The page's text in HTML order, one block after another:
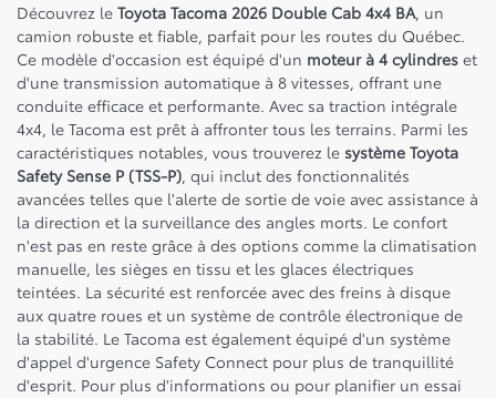
Découvrez le Toyota Tacoma 2026 Double Cab 4x4 BA, un
camion robuste et fiable, parfait pour les routes du Québec.
Ce modèle d'occasion est équipé d'un moteur à 4 cylindres et
d'une transmission automatique à 8 vitesses, offrant une
conduite efficace et performante. Avec sa traction intégrale
4x4, le Tacoma est prêt à affronter tous les terrains. Parmi les
caractéristiques notables, vous trouverez le système Toyota
Safety Sense P (TSS-P), qui inclut des fonctionnalités
avancées telles que l'alerte de sortie de voie avec assistance à
la direction et la surveillance des angles morts. Le confort
n'est pas en reste grâce à des options comme la climatisation
manuelle, les sièges en tissu et les glaces électriques
teintées. La sécurité est renforcée avec des freins à disque
aux quatre roues et un système de contrôle électronique de
la stabilité. Le Tacoma est également équipé d'un système
d'appel d'urgence Safety Connect pour plus de tranquillité
d'esprit. Pour plus d'informations ou pour planifier un essai